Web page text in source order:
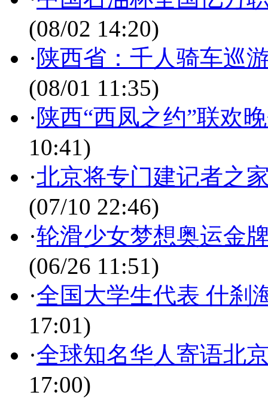
(08/02 14:20)
·陕西省：千人骑车巡
(08/01 11:35)
·陕西“西凤之约”联欢
10:41)
·北京将专门建记者之
(07/10 22:46)
·轮滑少女梦想奥运金
(06/26 11:51)
·全国大学生代表 什刹
17:01)
·全球知名华人寄语北
17:00)